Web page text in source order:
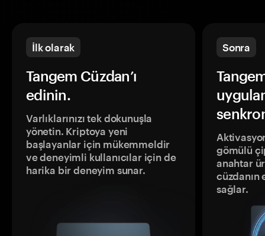
İlk olarak
Tangem Cüzdan’ı
edinin.
Varlıklarınızı tek dokunuşla
yönetin. Kriptoya yeni
başlayanlar için mükemmeldir
ve deneyimli kullanıcılar için de
harika bir deneyim sunar.
Sonra
gömülü
anahtar
sağlar.